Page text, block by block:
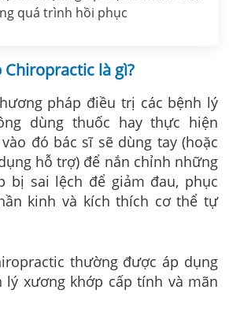
quá trình hồi phục
là gì?
pháp điều trị các bệnh lý
dùng thuốc hay thực hiện
đó bác sĩ sẽ dùng tay (hoặc
hỗ trợ) để nắn chỉnh những
bị sai lệch để giảm đau, phục
kinh và kích thích cơ thể tự
thường được áp dụng
lý xương khớp cấp tính và mãn